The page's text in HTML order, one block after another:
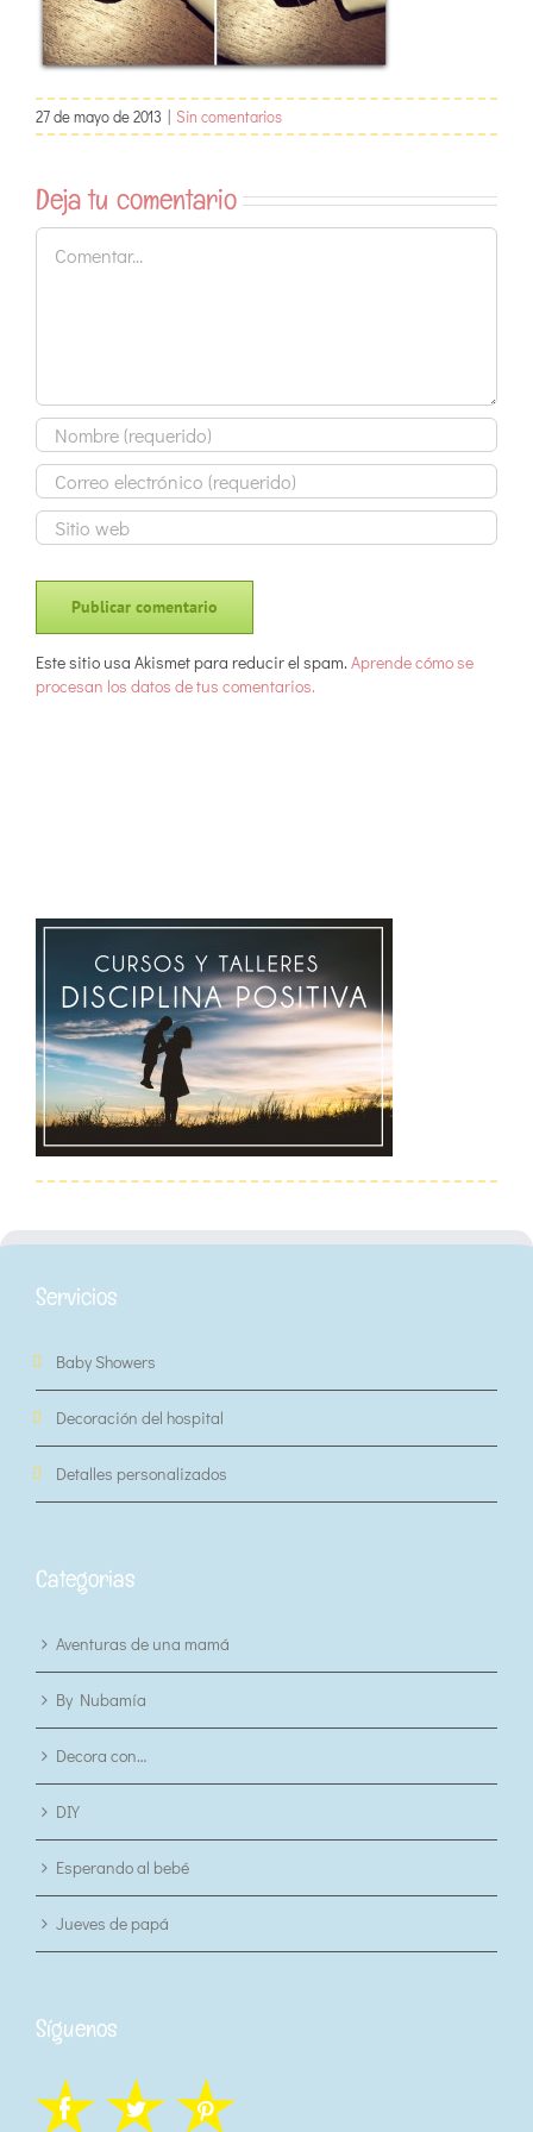
27 de mayo de 2013 | Sin comentarios
Deja tu comentario
Comentar
Este sitio usa Akismet para reducir el spam. Aprende cómo se
procesan los datos de tus comentarios.
Servicios
Baby Showers
Decoración del hospital
Detalles personalizados
Categorias
Aventuras de una mamá
By Nubamía
Decora con…
DIY
Esperando al bebé
Jueves de papá
Síguenos